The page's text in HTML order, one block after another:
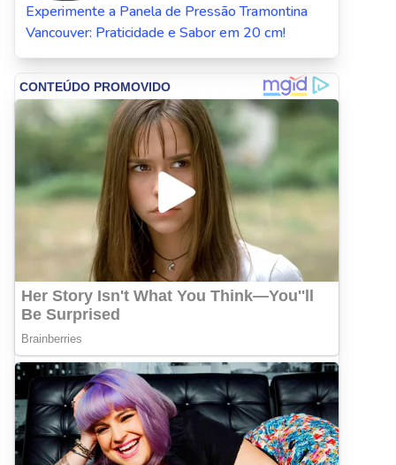
Experimente a Panela de Pressão Tramontina
Vancouver: Praticidade e Sabor em 20 cm!